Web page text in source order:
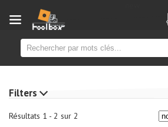
Résultats 1 - 2 sur 2
Filters